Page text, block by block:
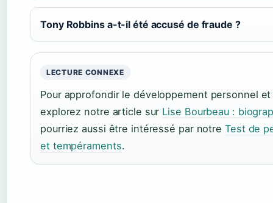
Tony Robbins a-t-il été accusé de fraude ?
LECTURE CONNEXE
Pour approfondir le développement personnel
explorez notre article sur Lise Bourbeau :
pourriez aussi être intéressé par notre Test de
et tempéraments.